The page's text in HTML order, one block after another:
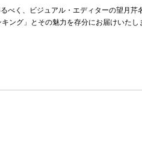
べく、ビジュアル・エディターの望月
ング」とその魅力を存分にお届けいた